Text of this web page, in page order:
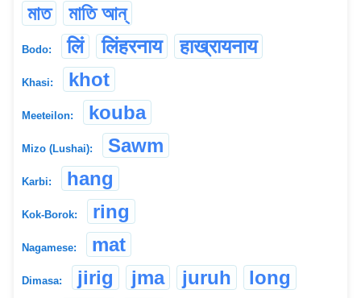
মাত
মাতি আন্
Bodo: लिं लिंहरनाय हाख्रायनाय
Khasi: khot
Meeteilon: kouba
Mizo (Lushai): Sawm
Karbi: hang
Kok-Borok: ring
Nagamese: mat
Dimasa: jirig jma juruh long